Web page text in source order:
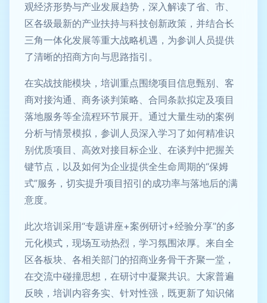
观经济形势与产业发展趋势，深入解读了省、市、
区各级最新的产业扶持与科技创新政策，并结合长
三角一体化发展等重大战略机遇，为参训人员提供
了清晰的招商方向与思路指引。
在实战技能模块，培训重点围绕项目信息甄别、客
商对接沟通、商务谈判策略、合同条款拟定及项目
落地服务等全流程环节展开。通过大量生动的案例
分析与情景模拟，参训人员深入学习了如何精准识
别优质项目、高效对接目标企业、在谈判中把握关
键节点，以及如何为企业提供全生命周期的“保姆
式”服务，切实提升项目招引的成功率与落地后的满
意度。
此次培训采用“专题讲座+案例研讨+经验分享”的多
元化模式，现场互动热烈，学习氛围浓厚。来自全
区各板块、各相关部门的招商业务骨干齐聚一堂，
在交流中碰撞思想，在研讨中凝聚共识。大家普遍
反映，培训内容务实、针对性强，既更新了知识储